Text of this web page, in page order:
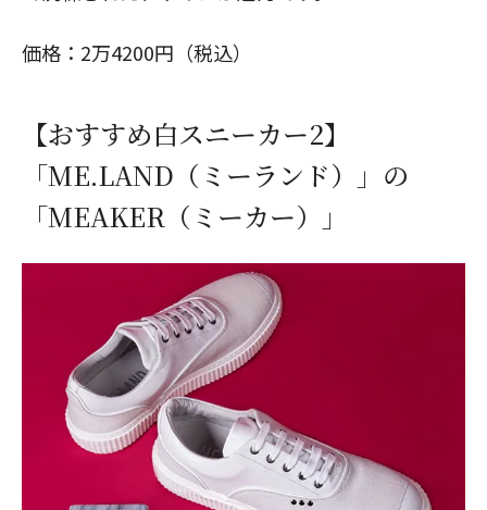
価格：2万4200円（税込）
【おすすめ白スニーカー2】
「ME.LAND（ミーランド）」の
「MEAKER（ミーカー）」